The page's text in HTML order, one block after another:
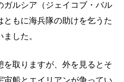
ガルシア（ジェイコブ・バル
ともに海兵隊の助けを乞うた
した。
を取りますが、外を見るとそ
宙船とエイリアンが争ってい